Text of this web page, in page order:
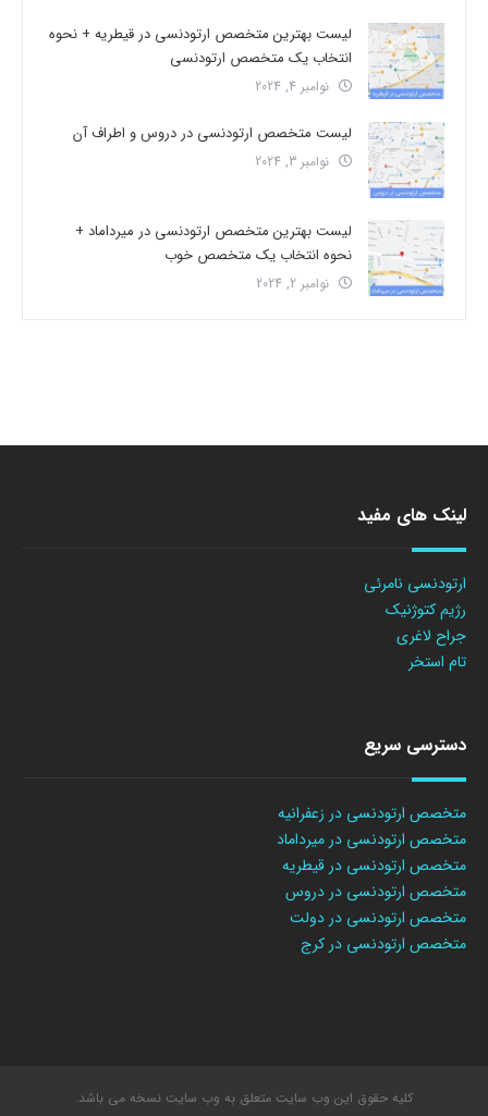
لیست بهترین متخصص ارتودنسی در قیطریه + نحوه
انتخاب یک متخصص ارتودنسی
نوامبر 4, 2024
لیست متخصص ارتودنسی در دروس و اطراف آن
نوامبر 3, 2024
لیست بهترین متخصص ارتودنسی در میرداماد +
نحوه انتخاب یک متخصص خوب
نوامبر 2, 2024
لینک های مفید
ارتودنسی نامرئی
رژیم کتوژنیک
جراح لاغری
تام استخر
دسترسی سریع
متخصص ارتودنسی در زعفرانیه
متخصص ارتودنسی در میرداماد
متخصص ارتودنسی در قیطریه
متخصص ارتودنسی در دروس
متخصص ارتودنسی در دولت
متخصص ارتودنسی در کرج
کلیه حقوق این وب سایت متعلق به وب سایت نسخه می باشد.